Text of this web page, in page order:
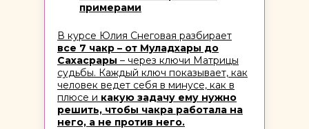
примерами
В курсе Юлия Снеговая разбирает
все 7 чакр – от Муладхары до
Сахасрары – через ключи Матрицы
судьбы. Каждый ключ показывает, как
человек ведет себя в минусе, как в
плюсе и какую задачу ему нужно
решить, чтобы чакра работала на
него, а не против него.